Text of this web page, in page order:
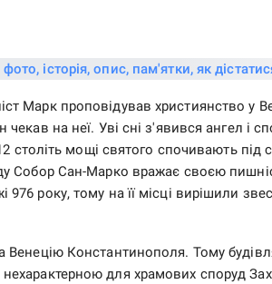
Марк проповідував християнство у
на неї. Уві сні з'явився ангел і
століть мощі святого спочивають
Собор Сан-Марко вражає своєю
року, тому на її місці вирішили
Константинополя. Тому
для храмових споруд